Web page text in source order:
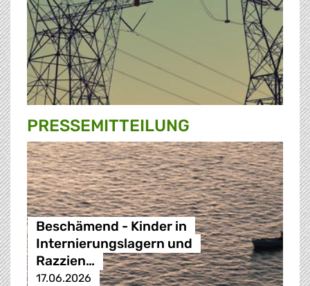
PRESSE­MITTEILUNG
Beschämend - Kinder in
Internierungslagern und
Razzien…
17.06.2026